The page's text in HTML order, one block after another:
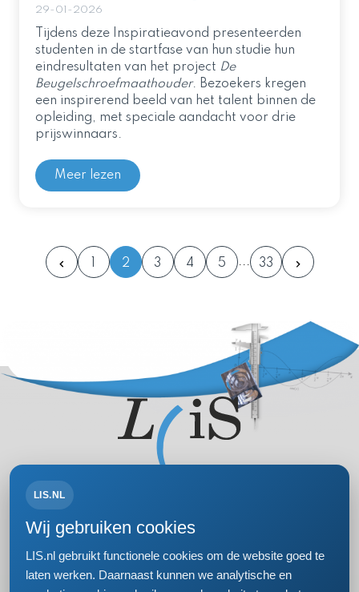
29-01-2026
Tijdens deze Inspiratieavond presenteerden
studenten in de startfase van hun studie hun
eindresultaten van het project De
Beugelschroefmaathouder. Bezoekers kregen
een inspirerend beeld van het talent binnen de
opleiding, met speciale aandacht voor drie
prijswinnaars.
Meer lezen
1 2 3 4 5 33
Volg ons op:
LIS.NL
Wij gebruiken cookies
LIS.nl gebruikt functionele cookies om de website goed te
laten werken. Daarnaast kunnen we analytische en